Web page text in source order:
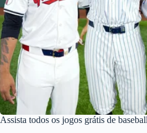
Assista todos os jogos grátis de